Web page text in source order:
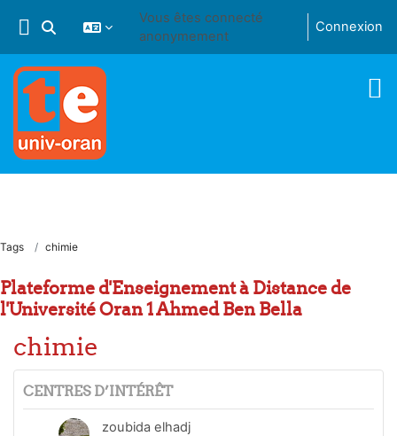
Activer/désactiver la saisie de recherche
Vous êtes connecté
anonymement
Connexion
Tags chimie
Plateforme d'Enseignement à Distance de
l'Université Oran 1 Ahmed Ben Bella
chimie
CENTRES D’INTÉRÊT
zoubida elhadj